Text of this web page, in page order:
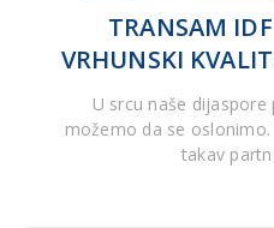
TRANSAM
VRHUNSKI
U srcu naše
možemo da se
takav